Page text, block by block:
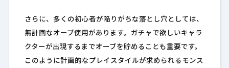
さらに、多くの初心者が陥りがちな落とし穴としては、
無計画なオーブ使用があります。ガチャで欲しいキャラ
クターが出現するまでオーブを貯めることも重要です。
このように計画的なプレイスタイルが求められるモンス